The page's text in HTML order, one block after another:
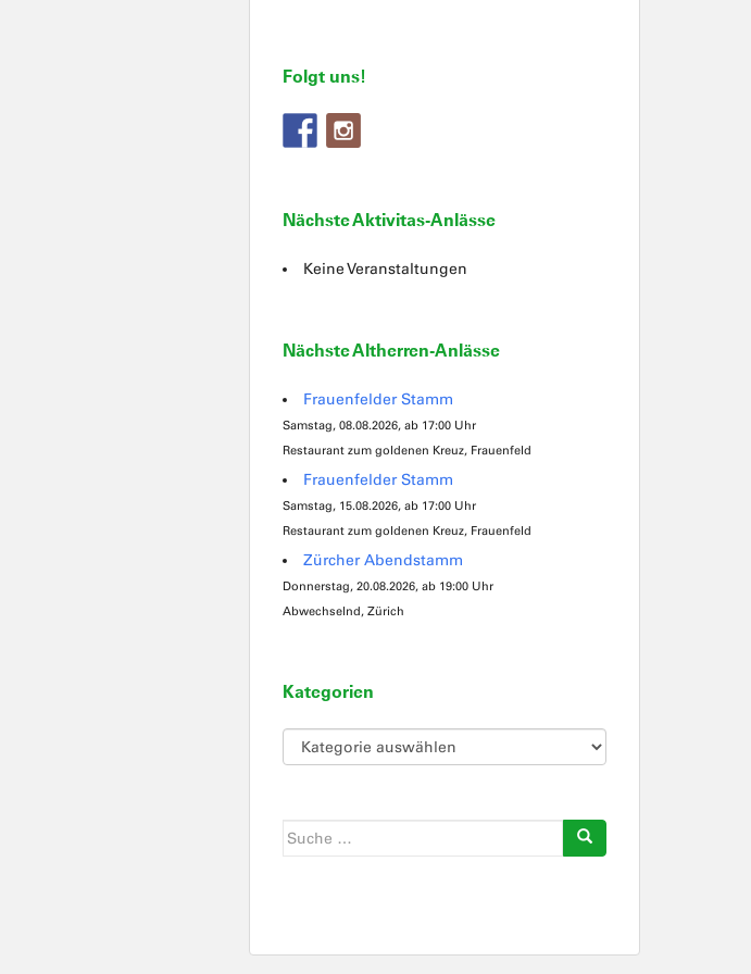
Folgt uns!
Nächste Aktivitas-Anlässe
Keine Veranstaltungen
Nächste Altherren-Anlässe
Frauenfelder Stamm
Samstag, 08.08.2026, ab 17:00 Uhr
Restaurant zum goldenen Kreuz, Frauenfeld
Frauenfelder Stamm
Samstag, 15.08.2026, ab 17:00 Uhr
Restaurant zum goldenen Kreuz, Frauenfeld
Zürcher Abendstamm
Donnerstag, 20.08.2026, ab 19:00 Uhr
Abwechselnd, Zürich
Kategorien
Kategorien
Suche